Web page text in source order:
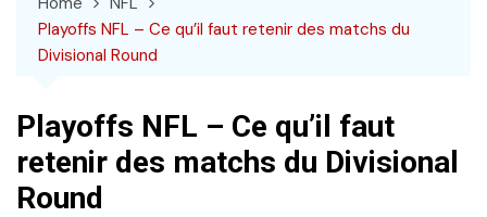
Playoffs NFL – Ce qu’il faut retenir des matchs du
Divisional Round
Playoffs NFL – Ce qu’il faut
retenir des matchs du Divisional
Round